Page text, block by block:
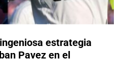
estrategia
Pavez en el